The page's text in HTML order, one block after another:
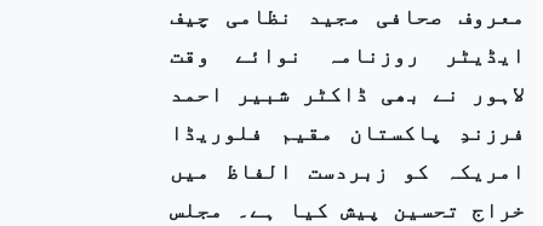
معروف صحافی مجید نظامی چیف
ایڈیٹر روزنامہ نوائے وقت
لاہور نے بھی ڈاکٹر شبیر احمد
فرزندِ پاکستان مقیم فلوریڈا
امریکہ کو زبردست الفاظ میں
خراج تحسین پیش کیا ہے۔ مجلس